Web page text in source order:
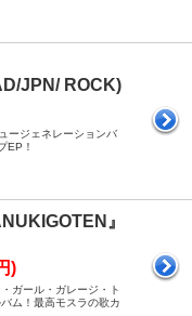
JPN/ ROCK)
ージェネレーションバ
EP！
』
)
ガール・ガレージ・ト
ム！最高モスラの歌カ